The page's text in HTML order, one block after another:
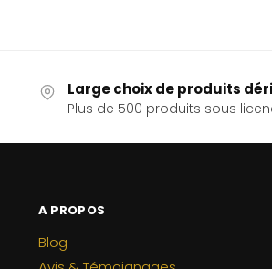
Large choix de produits
Plus de 500 produits sous
A PROPOS
Blog